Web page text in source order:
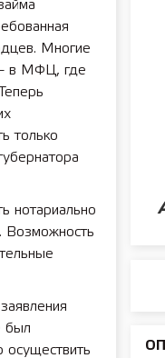
Многие
— в МФЦ, где
только
нотариально
Возможность
был
осуществить